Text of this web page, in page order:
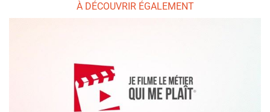
À DÉCOUVRIR ÉGALEMENT